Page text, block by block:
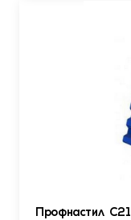
Профнастил